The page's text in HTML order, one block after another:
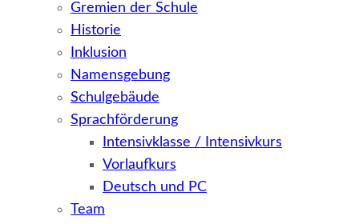
Gremien der Schule
Historie
Inklusion
Namensgebung
Schulgebäude
Sprachförderung
Intensivklasse / Intensivkurs
Vorlaufkurs
Deutsch und PC
Team